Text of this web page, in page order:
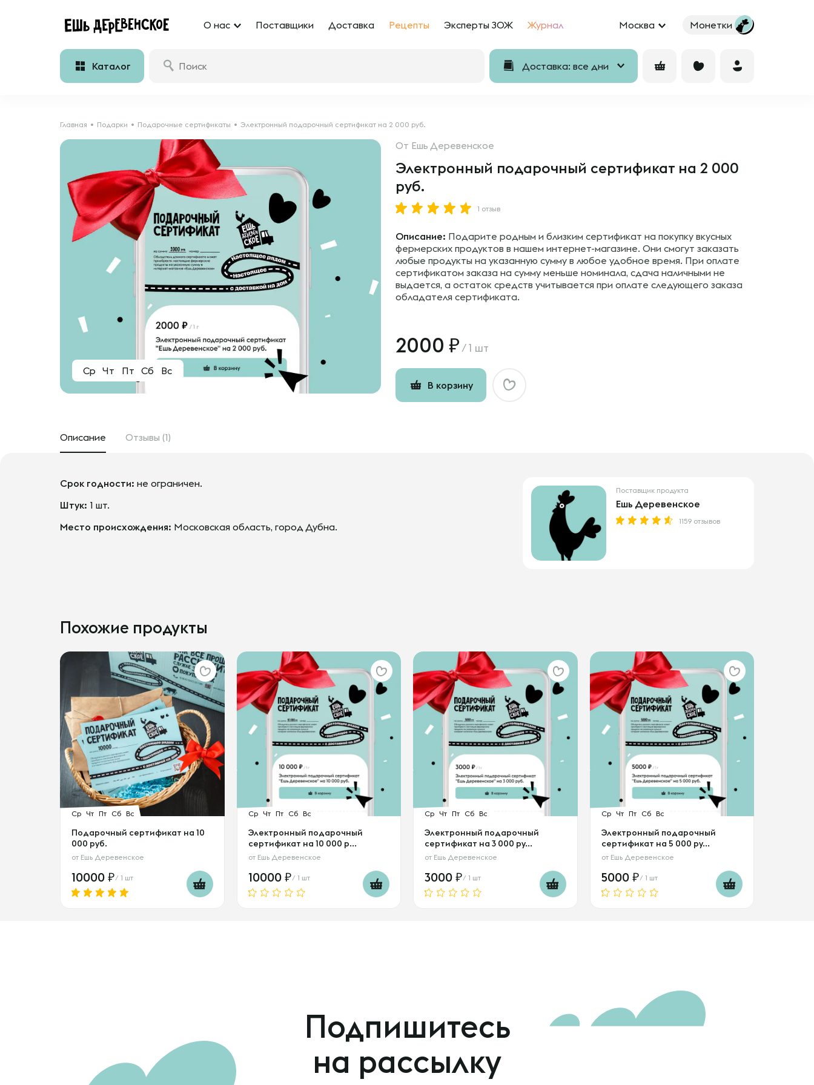
О нас Поставщики Доставка Рецепты Эксперты ЗОЖ Журнал Москва Монетки
Каталог Доставка: все дни
Главная Подарки Подарочные сертификаты Электронный подарочный сертификат на 2 000 руб.
Ср Чт Пт Сб Вс
От Ешь Деревенское
Электронный подарочный сертификат на 2 000
руб.
1 отзыв
Описание: Подарите родным и близким сертификат на покупку вкусных
фермерских продуктов в нашем интернет-магазине. Они смогут заказать
любые продукты на указанную сумму в любое удобное время. При оплате
сертификатом заказа на сумму меньше номинала, сдача наличными не
выдается, а остаток средств учитывается при оплате следующего заказа
обладателя сертификата.
2000 /1 шт
В корзину
Описание Отзывы (1)
Срок годности: не ограничен.
Штук: 1 шт.
Место происхождения: Московская область, город Дубна.
Поставщик продукта
Ешь Деревенское
1159 отзывов
Похожие продукты
Ср Чт Пт Сб Вс
Подарочный сертификат на 10
000 руб.
от Ешь Деревенское
10000 / 1 шт
Ср Чт Пт Сб Вс
Электронный подарочный
сертификат на 10 000 р...
от Ешь Деревенское
10000 / 1 шт
Ср Чт Пт Сб Вс
Электронный подарочный
сертификат на 3 000 ру...
от Ешь Деревенское
3000 / 1 шт
Ср Чт Пт Сб Вс
Электронный подарочный
сертификат на 5 000 ру...
от Ешь Деревенское
5000 / 1 шт
Подпишитесь
на рассылку